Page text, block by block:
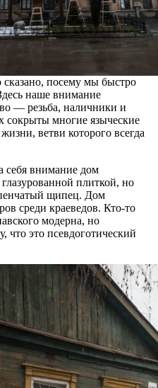
посему мы быстро
наше внимание
— резьба, наличники и
сокрыты многие языческие
ветви которого всегда
себя внимание дом
плиткой, но
щипец. Дом
среди краеведов. Кто-то
модерна, но
что это псевдоготический